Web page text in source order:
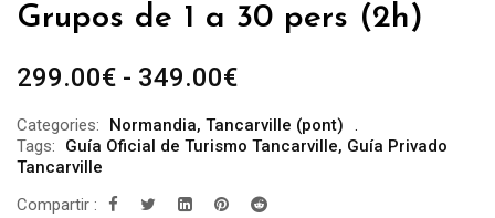
Grupos de 1 a 30 pers (2h)
299.00€ - 349.00€Rango
precios:
299.00€
Categories: Normandia, Tancarville (pont)
Tags:
Guía Oficial de Turismo Tancarville, Guía Privado
Tancarville
Compartir :